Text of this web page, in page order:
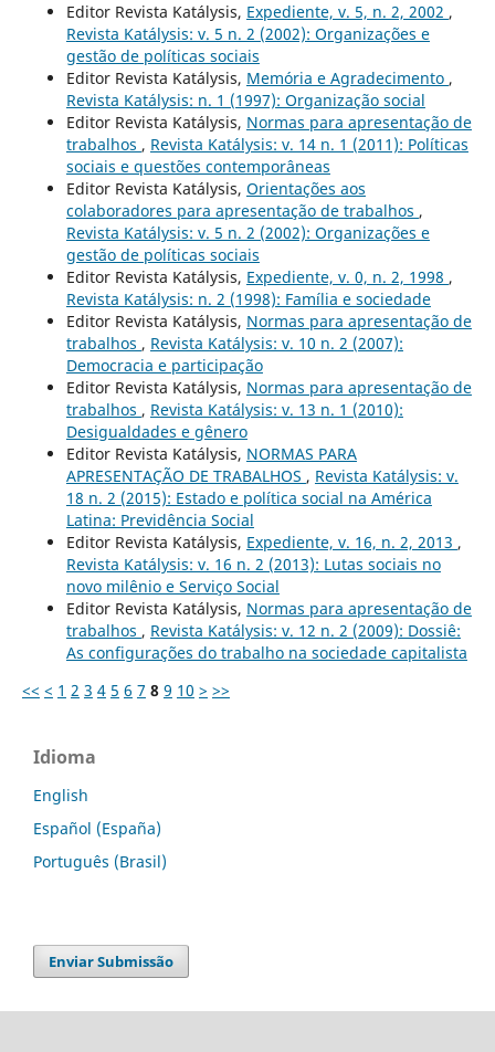
Editor Revista Katálysis, Expediente, v. 5, n. 2, 2002 ,
Revista Katálysis: v. 5 n. 2 (2002): Organizações e
gestão de políticas sociais
Editor Revista Katálysis, Memória e Agradecimento ,
Revista Katálysis: n. 1 (1997): Organização social
Editor Revista Katálysis, Normas para apresentação de
trabalhos , Revista Katálysis: v. 14 n. 1 (2011): Políticas
sociais e questões contemporâneas
Editor Revista Katálysis, Orientações aos
colaboradores para apresentação de trabalhos ,
Revista Katálysis: v. 5 n. 2 (2002): Organizações e
gestão de políticas sociais
Editor Revista Katálysis, Expediente, v. 0, n. 2, 1998 ,
Revista Katálysis: n. 2 (1998): Família e sociedade
Editor Revista Katálysis, Normas para apresentação de
trabalhos , Revista Katálysis: v. 10 n. 2 (2007):
Democracia e participação
Editor Revista Katálysis, Normas para apresentação de
trabalhos , Revista Katálysis: v. 13 n. 1 (2010):
Desigualdades e gênero
Editor Revista Katálysis, NORMAS PARA
APRESENTAÇÃO DE TRABALHOS , Revista Katálysis: v.
18 n. 2 (2015): Estado e política social na América
Latina: Previdência Social
Editor Revista Katálysis, Expediente, v. 16, n. 2, 2013 ,
Revista Katálysis: v. 16 n. 2 (2013): Lutas sociais no
novo milênio e Serviço Social
Editor Revista Katálysis, Normas para apresentação de
trabalhos , Revista Katálysis: v. 12 n. 2 (2009): Dossiê:
As configurações do trabalho na sociedade capitalista
<< < 1 2 3 4 5 6 7 8 9 10 > >>
Idioma
English
Español (España)
Português (Brasil)
Enviar Submissão